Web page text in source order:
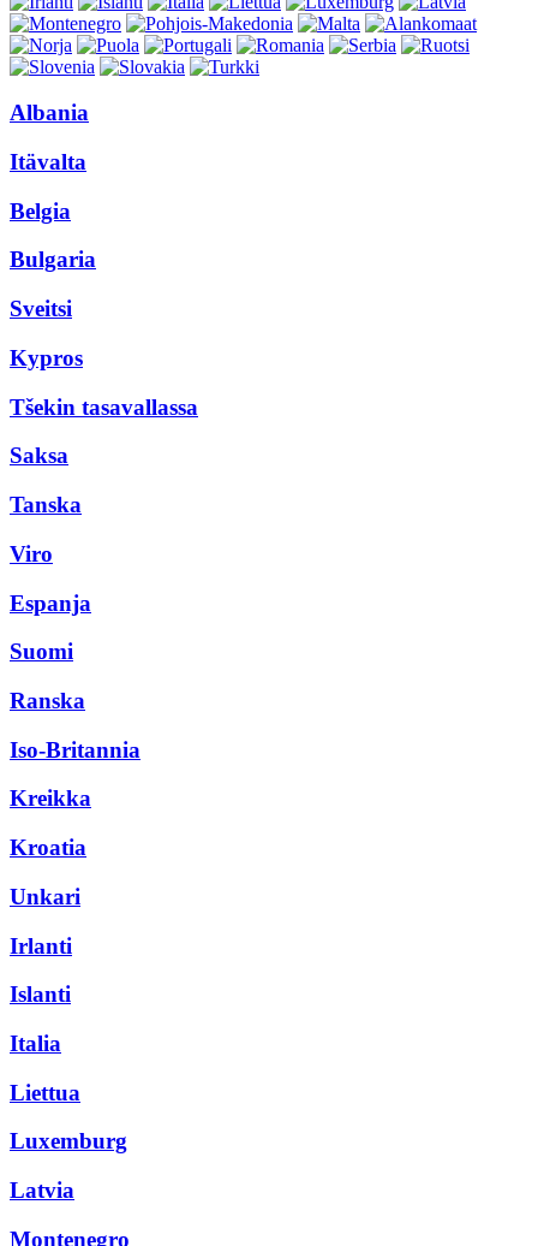
Albania
Itävalta
Belgia
Bulgaria
Sveitsi
Kypros
Tšekin tasavallassa
Saksa
Tanska
Viro
Espanja
Suomi
Ranska
Iso-Britannia
Kreikka
Kroatia
Unkari
Irlanti
Islanti
Italia
Liettua
Luxemburg
Latvia
Montenegro